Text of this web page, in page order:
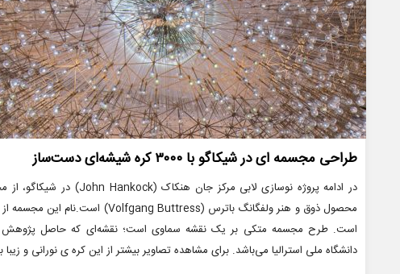
طراحی مجسمه ای در شیکاگو با ۳۰۰۰ کره شیشه‌ای دست‌ساز
دانشگاه ملی استرالیا می‌باشد. برای مشاهده تصاویر بیشتر از این کره ی نورانی و